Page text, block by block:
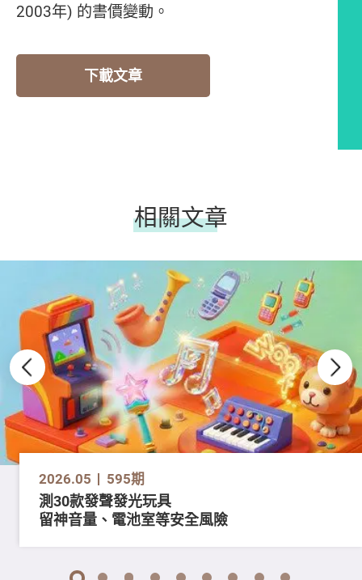
2003年) 的書價變動。
下載文章
相關文章
2026.05 595期
測30款發聲發光玩具
留神音量、電池室等安全風險